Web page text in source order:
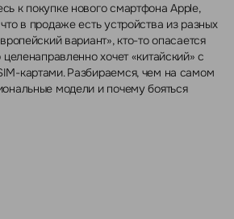
к покупке нового смартфона Apple,
в продаже есть устройства из разных
вариант», кто-то опасается
хочет «китайский» с
картами. Разбираемся, чем на самом
модели и почему бояться